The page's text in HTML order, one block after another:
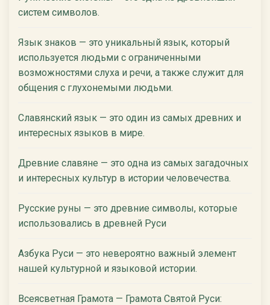
систем символов.
Язык знаков — это уникальный язык, который
используется людьми с ограниченными
возможностями слуха и речи, а также служит для
общения с глухонемыми людьми.
Славянский язык — это один из самых древних и
интересных языков в мире.
Древние славяне — это одна из самых загадочных
и интересных культур в истории человечества.
Русские руны — это древние символы, которые
использовались в древней Руси
Азбука Руси — это невероятно важный элемент
нашей культурной и языковой истории.
Всеясветная Грамота — Грамота Святой Руси: